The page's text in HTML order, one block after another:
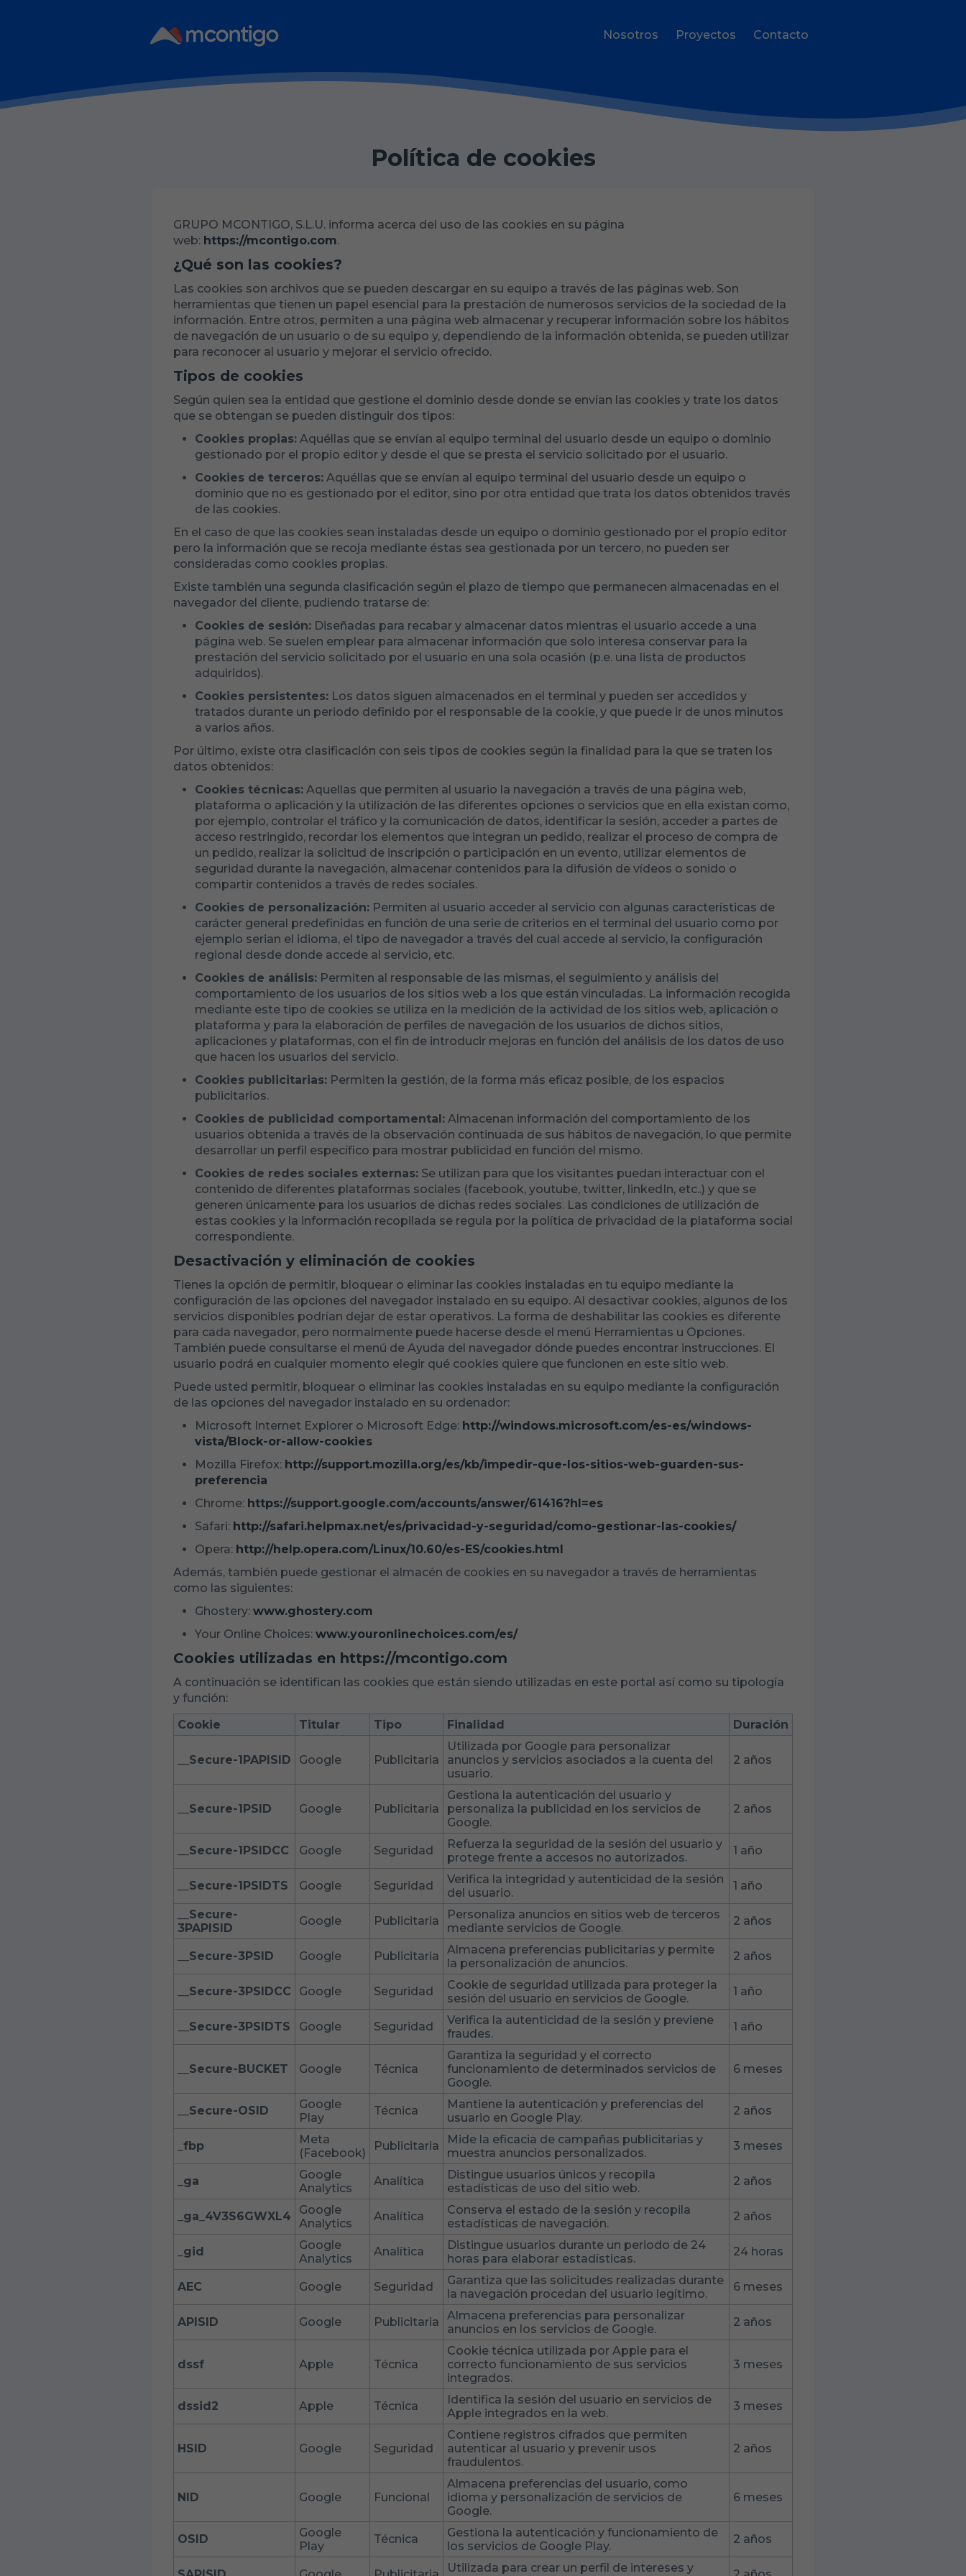
Nosotros Proyectos Contacto
Política de cookies
GRUPO MCONTIGO, S.L.U. informa acerca del uso de las cookies en su página
web: https://mcontigo.com.
¿Qué son las cookies?
Las cookies son archivos que se pueden descargar en su equipo a través de las páginas web. Son
herramientas que tienen un papel esencial para la prestación de numerosos servicios de la sociedad de la
información. Entre otros, permiten a una página web almacenar y recuperar información sobre los hábitos
de navegación de un usuario o de su equipo y, dependiendo de la información obtenida, se pueden utilizar
para reconocer al usuario y mejorar el servicio ofrecido.
Tipos de cookies
Según quien sea la entidad que gestione el dominio desde donde se envían las cookies y trate los datos
que se obtengan se pueden distinguir dos tipos:
Cookies propias: Aquéllas que se envían al equipo terminal del usuario desde un equipo o dominio
gestionado por el propio editor y desde el que se presta el servicio solicitado por el usuario.
Cookies de terceros: Aquéllas que se envían al equipo terminal del usuario desde un equipo o
dominio que no es gestionado por el editor, sino por otra entidad que trata los datos obtenidos través
de las cookies.
En el caso de que las cookies sean instaladas desde un equipo o dominio gestionado por el propio editor
pero la información que se recoja mediante éstas sea gestionada por un tercero, no pueden ser
consideradas como cookies propias.
Existe también una segunda clasificación según el plazo de tiempo que permanecen almacenadas en el
navegador del cliente, pudiendo tratarse de:
Cookies de sesión: Diseñadas para recabar y almacenar datos mientras el usuario accede a una
página web. Se suelen emplear para almacenar información que solo interesa conservar para la
prestación del servicio solicitado por el usuario en una sola ocasión (p.e. una lista de productos
adquiridos).
Cookies persistentes: Los datos siguen almacenados en el terminal y pueden ser accedidos y
tratados durante un periodo definido por el responsable de la cookie, y que puede ir de unos minutos
a varios años.
Por último, existe otra clasificación con seis tipos de cookies según la finalidad para la que se traten los
datos obtenidos:
Cookies técnicas: Aquellas que permiten al usuario la navegación a través de una página web,
plataforma o aplicación y la utilización de las diferentes opciones o servicios que en ella existan como,
por ejemplo, controlar el tráfico y la comunicación de datos, identificar la sesión, acceder a partes de
acceso restringido, recordar los elementos que integran un pedido, realizar el proceso de compra de
un pedido, realizar la solicitud de inscripción o participación en un evento, utilizar elementos de
seguridad durante la navegación, almacenar contenidos para la difusión de vídeos o sonido o
compartir contenidos a través de redes sociales.
Cookies de personalización: Permiten al usuario acceder al servicio con algunas características de
carácter general predefinidas en función de una serie de criterios en el terminal del usuario como por
ejemplo serian el idioma, el tipo de navegador a través del cual accede al servicio, la configuración
regional desde donde accede al servicio, etc.
Cookies de análisis: Permiten al responsable de las mismas, el seguimiento y análisis del
comportamiento de los usuarios de los sitios web a los que están vinculadas. La información recogida
mediante este tipo de cookies se utiliza en la medición de la actividad de los sitios web, aplicación o
plataforma y para la elaboración de perfiles de navegación de los usuarios de dichos sitios,
aplicaciones y plataformas, con el fin de introducir mejoras en función del análisis de los datos de uso
que hacen los usuarios del servicio.
Cookies publicitarias: Permiten la gestión, de la forma más eficaz posible, de los espacios
publicitarios.
Cookies de publicidad comportamental: Almacenan información del comportamiento de los
usuarios obtenida a través de la observación continuada de sus hábitos de navegación, lo que permite
desarrollar un perfil específico para mostrar publicidad en función del mismo.
Cookies de redes sociales externas: Se utilizan para que los visitantes puedan interactuar con el
contenido de diferentes plataformas sociales (facebook, youtube, twitter, linkedIn, etc..) y que se
generen únicamente para los usuarios de dichas redes sociales. Las condiciones de utilización de
estas cookies y la información recopilada se regula por la política de privacidad de la plataforma social
correspondiente.
Desactivación y eliminación de cookies
Tienes la opción de permitir, bloquear o eliminar las cookies instaladas en tu equipo mediante la
configuración de las opciones del navegador instalado en su equipo. Al desactivar cookies, algunos de los
servicios disponibles podrían dejar de estar operativos. La forma de deshabilitar las cookies es diferente
para cada navegador, pero normalmente puede hacerse desde el menú Herramientas u Opciones.
También puede consultarse el menú de Ayuda del navegador dónde puedes encontrar instrucciones. El
usuario podrá en cualquier momento elegir qué cookies quiere que funcionen en este sitio web.
Puede usted permitir, bloquear o eliminar las cookies instaladas en su equipo mediante la configuración
de las opciones del navegador instalado en su ordenador:
Microsoft Internet Explorer o Microsoft Edge: http://windows.microsoft.com/es-es/windows-
vista/Block-or-allow-cookies
Mozilla Firefox: http://support.mozilla.org/es/kb/impedir-que-los-sitios-web-guarden-sus-
preferencia
Chrome: https://support.google.com/accounts/answer/61416?hl=es
Safari: http://safari.helpmax.net/es/privacidad-y-seguridad/como-gestionar-las-cookies/
Opera: http://help.opera.com/Linux/10.60/es-ES/cookies.html
Además, también puede gestionar el almacén de cookies en su navegador a través de herramientas
como las siguientes:
Ghostery: www.ghostery.com
Your Online Choices: www.youronlinechoices.com/es/
Cookies utilizadas en https://mcontigo.com
A continuación se identifican las cookies que están siendo utilizadas en este portal así como su tipología
y función:
Cookie
Titular Tipo Finalidad Duración
__Secure-1PAPISID Google Publicitaria
Utilizada por Google para personalizar
anuncios y servicios asociados a la cuenta del
usuario.
2 años
__Secure-1PSID Google Publicitaria
Gestiona la autenticación del usuario y
personaliza la publicidad en los servicios de
Google.
2 años
__Secure-1PSIDCC Google Seguridad
Refuerza la seguridad de la sesión del usuario y
protege frente a accesos no autorizados.
1 año
__Secure-1PSIDTS Google Seguridad
Verifica la integridad y autenticidad de la sesión
del usuario.
1 año
__Secure-
3PAPISID
Google Publicitaria
Personaliza anuncios en sitios web de terceros
mediante servicios de Google.
2 años
__Secure-3PSID Google Publicitaria
Almacena preferencias publicitarias y permite
la personalización de anuncios.
2 años
__Secure-3PSIDCC Google Seguridad
Cookie de seguridad utilizada para proteger la
sesión del usuario en servicios de Google.
1 año
__Secure-3PSIDTS Google Seguridad
Verifica la autenticidad de la sesión y previene
fraudes.
1 año
__Secure-BUCKET Google Técnica
Garantiza la seguridad y el correcto
funcionamiento de determinados servicios de
Google.
6 meses
__Secure-OSID
Google
Play
Técnica
Mantiene la autenticación y preferencias del
usuario en Google Play.
2 años
_fbp
Meta
(Facebook)
Publicitaria
Mide la eficacia de campañas publicitarias y
muestra anuncios personalizados.
3 meses
_ga
Google
Analytics
Analítica
Distingue usuarios únicos y recopila
estadísticas de uso del sitio web.
2 años
_ga_4V3S6GWXL4
Google
Analytics
Analítica
Conserva el estado de la sesión y recopila
estadísticas de navegación.
2 años
_gid
Google
Analytics
Analítica
Distingue usuarios durante un periodo de 24
horas para elaborar estadísticas.
24 horas
AEC Google Seguridad
Garantiza que las solicitudes realizadas durante
la navegación procedan del usuario legítimo.
6 meses
APISID Google Publicitaria
Almacena preferencias para personalizar
anuncios en los servicios de Google.
2 años
dssf Apple Técnica
Cookie técnica utilizada por Apple para el
correcto funcionamiento de sus servicios
integrados.
3 meses
dssid2 Apple Técnica
Identifica la sesión del usuario en servicios de
Apple integrados en la web.
3 meses
HSID Google Seguridad
Contiene registros cifrados que permiten
autenticar al usuario y prevenir usos
fraudulentos.
2 años
NID Google Funcional
Almacena preferencias del usuario, como
idioma y personalización de servicios de
Google.
6 meses
OSID
Google
Play
Técnica
Gestiona la autenticación y funcionamiento de
los servicios de Google Play.
2 años
Utilizada para crear un perfil de intereses y